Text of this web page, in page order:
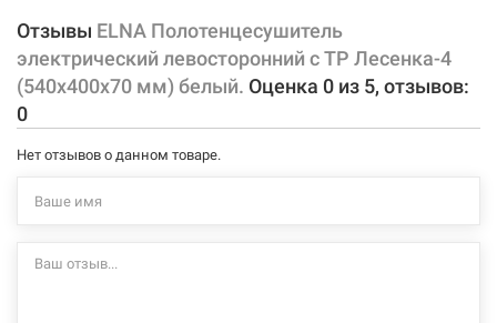
Характеристики и конфигурация изделия, а также комплектация
товара могут изменяться производителем без уведомления. За
внесенные производителем изменения, магазин ответственности
не несет.
Отзывы ELNA Полотенцесушитель
электрический левосторонний с ТР Лесенка-4
(540х400х70 мм) белый. Оценка 0 из 5, отзывов:
0
Нет отзывов о данном товаре.